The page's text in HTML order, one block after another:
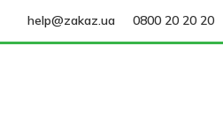
help@zakaz.ua 0800 20 20 20